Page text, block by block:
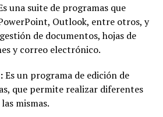
una suite de programas que
Outlook, entre otros, y
de documentos, hojas de
y correo electrónico.
Es un programa de edición de
que permite realizar diferentes
mismas.